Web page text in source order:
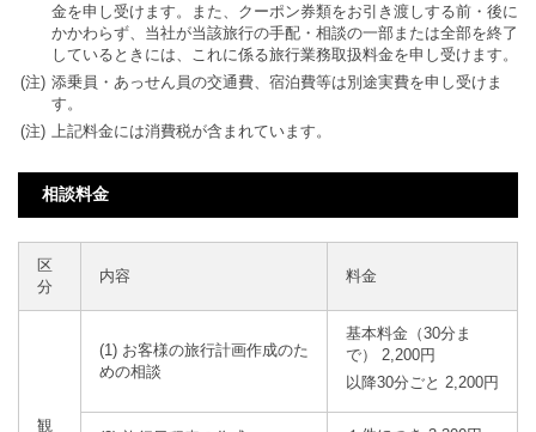
金を申し受けます。また、クーポン券類をお引き渡しする前・後に
かかわらず、当社が当該旅行の手配・相談の一部または全部を終了
しているときには、これに係る旅行業務取扱料金を申し受けます。
添乗員・あっせん員の交通費、宿泊費等は別途実費を申し受けま
す。
上記料金には消費税が含まれています。
相談料金
区
分
内容 料金
観
(1) お客様の旅行計画作成のた
めの相談
基本料金（30分ま
で）
2,200円
以降30分ごと 2,200円